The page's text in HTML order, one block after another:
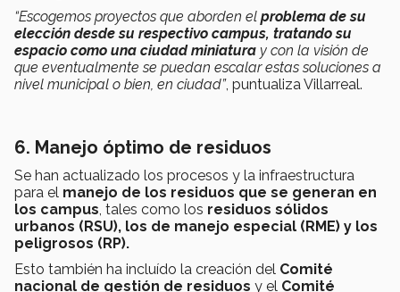
“Escogemos proyectos que aborden el problema de su
elección desde su respectivo campus, tratando su
espacio como una ciudad miniatura y con la visión de
que eventualmente se puedan escalar estas soluciones a
nivel municipal o bien, en ciudad”, puntualiza Villarreal.
6. Manejo óptimo de residuos
Se han actualizado los procesos y la infraestructura
para el manejo de los residuos que se generan en
los campus , tales como los residuos sólidos
urbanos (RSU), los de manejo especial (RME) y los
peligrosos (RP).
Esto también ha incluído la creación del Comité
nacional de gestión de residuos y el Comité